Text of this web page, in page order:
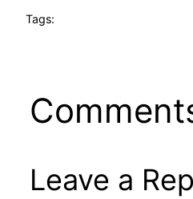
Tags:
Leave a